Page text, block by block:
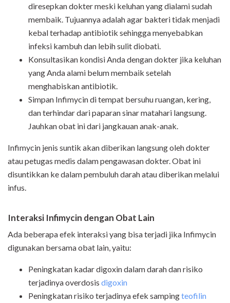
diresepkan dokter meski keluhan yang dialami sudah
membaik. Tujuannya adalah agar bakteri tidak menjadi
kebal terhadap antibiotik sehingga menyebabkan
infeksi kambuh dan lebih sulit diobati.
Konsultasikan kondisi Anda dengan dokter jika keluhan
yang Anda alami belum membaik setelah
menghabiskan antibiotik.
Simpan Infimycin di tempat bersuhu ruangan, kering,
dan terhindar dari paparan sinar matahari langsung.
Jauhkan obat ini dari jangkauan anak-anak.
Infimycin jenis suntik akan diberikan langsung oleh dokter
atau petugas medis dalam pengawasan dokter. Obat ini
disuntikkan ke dalam pembuluh darah atau diberikan melalui
infus.
Interaksi Infimycin dengan Obat Lain
Ada beberapa efek interaksi yang bisa terjadi jika Infimycin
digunakan bersama obat lain, yaitu:
Peningkatan kadar digoxin dalam darah dan risiko
terjadinya overdosis digoxin
Peningkatan risiko terjadinya efek sampingteofilin